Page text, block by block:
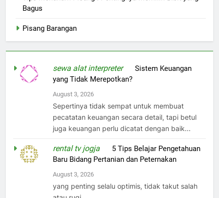
Bagus
Pisang Barangan
sewa alat interpreteronSistem Keuangan
yang Tidak Merepotkan?
August 3, 2026
Sepertinya tidak sempat untuk membuat
pecatatan keuangan secara detail, tapi betul
juga keuangan perlu dicatat dengan baik...
rental tv jogja
5 Tips Belajar Pengetahuan
Baru Bidang Pertanian dan Peternakan
August 3, 2026
yang penting selalu optimis, tidak takut salah